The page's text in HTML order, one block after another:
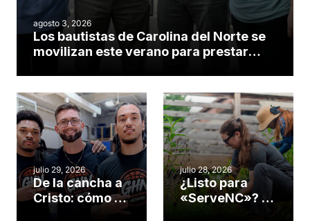
agosto 3, 2026
Los bautistas de Carolina del Norte se
movilizan este verano para prestar
julio 29, 2026
De la cancha a
Cristo: cómo el
gimnasio de
julio 28, 2026
¿Listo para
«ServeNC»? 4